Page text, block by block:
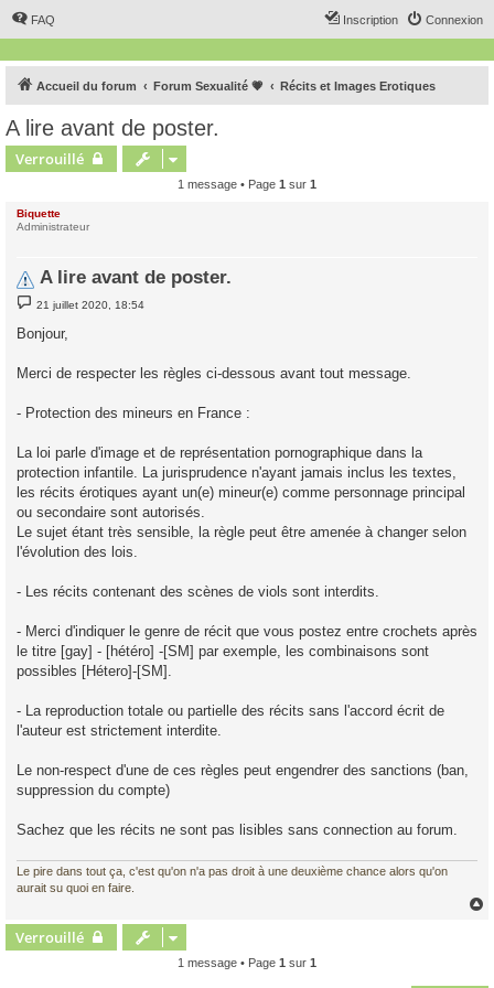
FAQ Connexion
Inscription
Accueil du forum Forum Sexualité 💗 Récits et Images Erotiques
A lire avant de poster.
Verrouillé
1 message • Page 1 sur 1
Biquette
Administrateur
A lire avant de poster.
M
e
s
e
21 juillet 2020, 18:54
Bonjour,
Merci de respecter les règles ci-dessous avant tout message.
- Protection des mineurs en France :
La loi parle d'image et de représentation pornographique dans la
protection infantile. La jurisprudence n'ayant jamais inclus les textes,
les récits érotiques ayant un(e) mineur(e) comme personnage principal
ou secondaire sont autorisés.
Le sujet étant très sensible, la règle peut être amenée à changer selon
l'évolution des lois.
- Les récits contenant des scènes de viols sont interdits.
- Merci d'indiquer le genre de récit que vous postez entre crochets après
le titre [gay] - [hétéro] -[SM] par exemple, les combinaisons sont
possibles [Hétero]-[SM].
- La reproduction totale ou partielle des récits sans l'accord écrit de
l'auteur est strictement interdite.
Le non-respect d'une de ces règles peut engendrer des sanctions (ban,
suppression du compte)
Sachez que les récits ne sont pas lisibles sans connection au forum.
Le pire dans tout ça, c'est qu'on n'a pas droit à une deuxième chance alors qu'on
aurait su quoi en faire.
Verrouillé
1 message • Page 1 sur 1